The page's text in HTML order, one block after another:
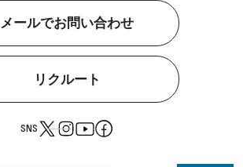
メールでお問い合わせ
リクルート
SNS